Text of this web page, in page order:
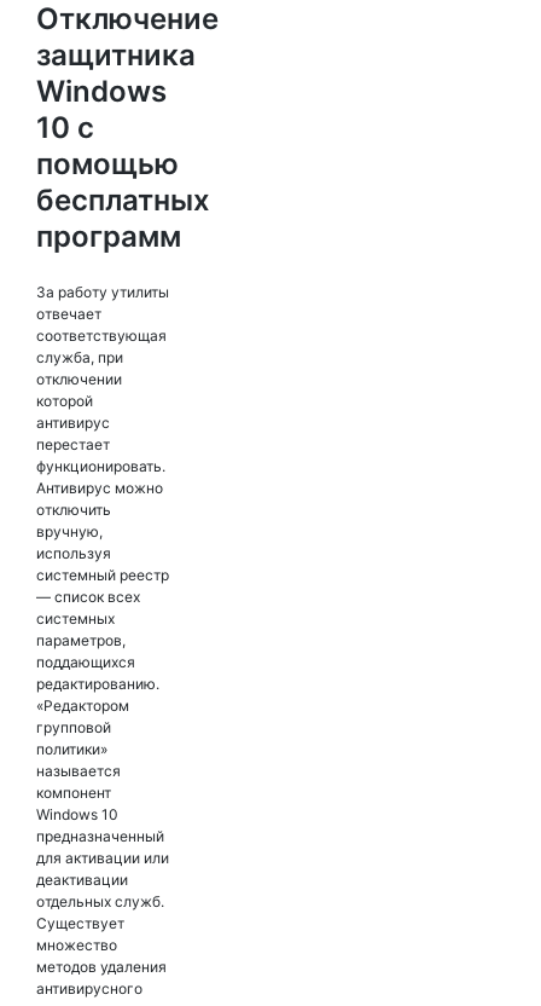
Отключение
защитника
Windows
10 с
помощью
бесплатных
программ
За работу утилиты
отвечает
соответствующая
служба, при
отключении
которой
антивирус
перестает
функционировать.
Антивирус можно
отключить
вручную,
используя
системный реестр
— список всех
системных
параметров,
поддающихся
редактированию.
«Редактором
групповой
политики»
называется
компонент
Windows 10
предназначенный
для активации или
деактивации
отдельных служб.
Существует
множество
методов удаления
антивирусного